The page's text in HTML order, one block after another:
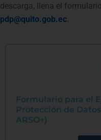
descarga, llena el
pdp@quito.gob.ec.
Formulario para el
Protección de
ARSO+)